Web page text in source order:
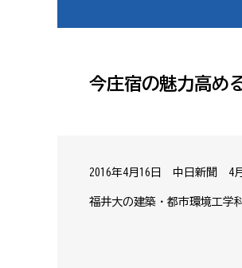
今庄宿の魅力高め
2016年4月16日 中日新聞 4
福井大の建築・都市環境工学